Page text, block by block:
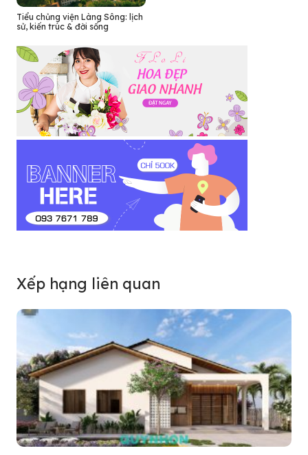
Tiểu chủng viện Làng Sông: lịch
sử, kiến trúc & đời sống
Xếp hạng liên quan